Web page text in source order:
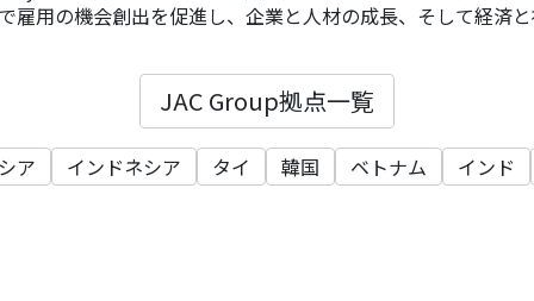
雇用の機会創出を促進し、企業と人材の成長、そして経済
JAC Group拠点一覧
ア インドネシア タイ 韓国 ベトナム インド